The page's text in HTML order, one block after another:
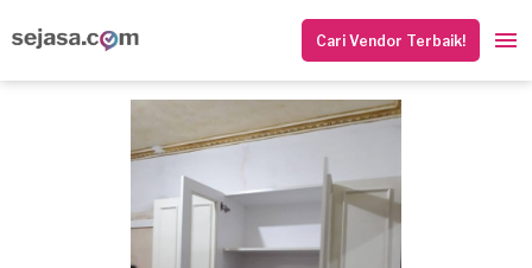
Cari Vendor Terbaik!